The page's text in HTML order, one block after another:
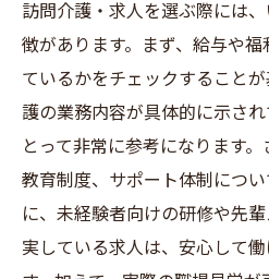
訪問介護・求人を選ぶ際には
徴があります。まず、給与や
ているかをチェックすること
護の業務内容が具体的に示さ
とって非常に参考になります
教育制度、サポート体制につ
に、未経験者向けの研修や先
実している求人は、安心して